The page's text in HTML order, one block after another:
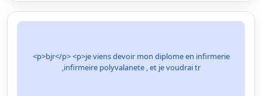
<p>bjr</p> <p>je viens devoir mon diplome en infirmerie
,infirmeire polyvalanete , et je voudrai tr